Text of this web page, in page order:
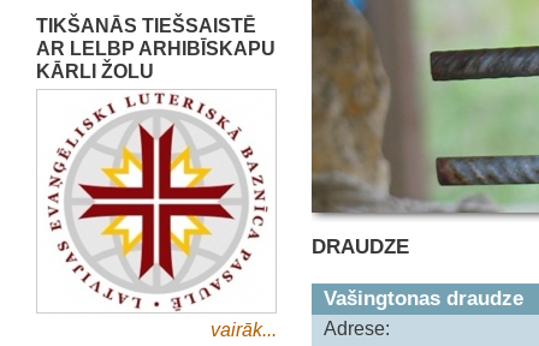
TIKŠANĀS TIEŠSAISTĒ
AR LELBP ARHIBĪSKAPU
KĀRLI ŽOLU
vairāk...
DRAUDZE
Vašingtonas draudze
Adrese: